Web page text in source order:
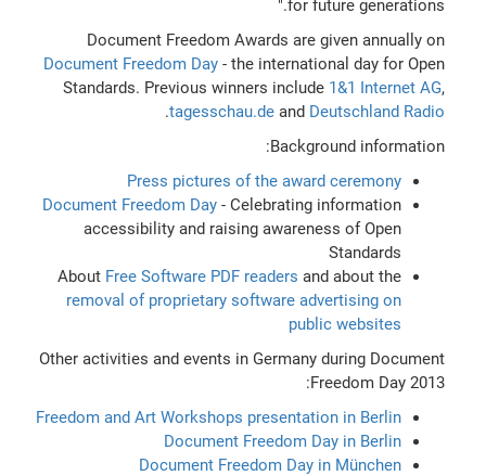
for future generations."
Document Freedom Awards are given annually on
Document Freedom Day- the international day for Open
Standards. Previous winners include 1&1 Internet AG,
tagesschau.deand Deutschland Radio
.
Background information:
Press pictures of the award ceremony
Document Freedom Day- Celebrating information
accessibility and raising awareness of Open
Standards
About Free Software PDF readers and about the
removal of proprietary software advertising on
public websites
Other activities and events in Germany during Document
Freedom Day 2013:
Freedom and Art Workshops presentation in Berlin
Document Freedom Day in Berlin
Document Freedom Day in München